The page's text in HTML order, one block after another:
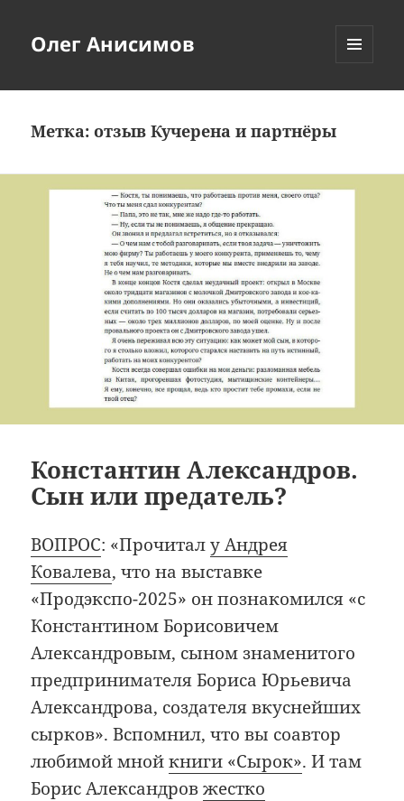
Олег Анисимов
Метка:отзыв Кучерена и партнёры
Константин Александров.
Сын или предатель?
ВОПРОС: «Прочиталу Андрея
Ковалева, что на выставке
«Продэкспо-2025» он познакомился «с
Константином Борисовичем
Александровым, сыном знаменитого
предпринимателя Бориса Юрьевича
Александрова, создателя вкуснейших
сырков». Вспомнил, что вы соавтор
любимой мнойкниги «Сырок». И там
Борис Александровжестко